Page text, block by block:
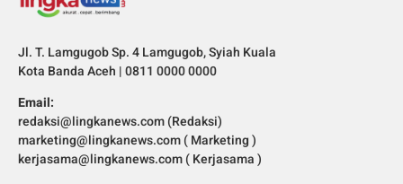
Jl. T. Lamgugob Sp. 4 Lamgugob, Syiah Kuala
Kota Banda Aceh | 0811 0000 0000
Email:
redaksi@lingkanews.com (Redaksi)
marketing@lingkanews.com ( Marketing )
kerjasama@lingkanews.com ( Kerjasama )